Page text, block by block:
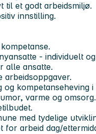
til et godt arbeidsmiljø.
innstilling.
- individuelt
alle ansatte.
arbeidsoppgaver.
kompetanseheving i
varme og omsorg.
med tydelige
for arbeid dag/